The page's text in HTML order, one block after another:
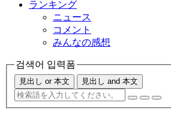
ランキング
ニュース
コメント
みんなの感想
검색어 입력폼
見出し or 本文 見出し and 本文